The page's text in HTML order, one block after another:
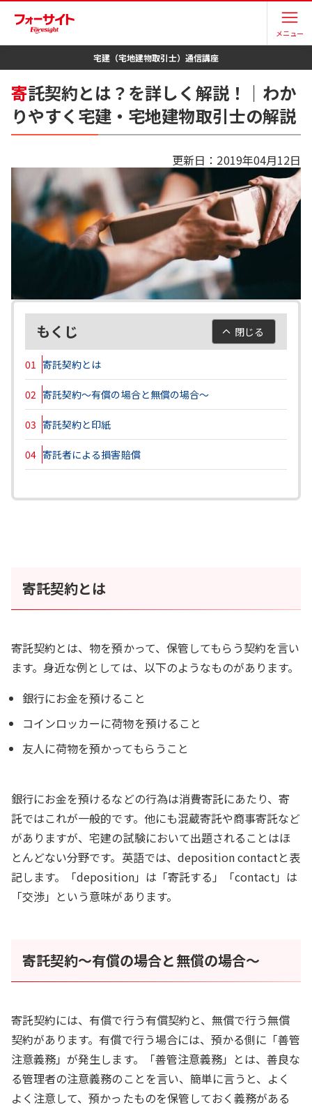
メニュー
宅建（宅地建物取引士）通信講座
寄託契約とは？を詳しく解説！｜わか
りやすく宅建・宅地建物取引士の解説
更新日： 2019年04月12日
もくじ 閉じる
01 寄託契約とは
02 寄託契約～有償の場合と無償の場合～
03 寄託契約と印紙
04 寄託者による損害賠償
寄託契約とは
寄託契約とは、物を預かって、保管してもらう契約を言い
ます。身近な例としては、以下のようなものがあります。
銀行にお金を預けること
コインロッカーに荷物を預けること
友人に荷物を預かってもらうこと
銀行にお金を預けるなどの行為は消費寄託にあたり、寄
託ではこれが一般的です。他にも混蔵寄託や商事寄託など
がありますが、宅建の試験において出題されることはほ
とんどない分野です。英語では、deposition contactと表
記します。「deposition」は「寄託する」「contact」は
「交渉」という意味があります。
寄託契約～有償の場合と無償の場合～
寄託契約には、有償で行う有償契約と、無償で行う無償
契約があります。有償で行う場合には、預かる側に「善管
注意義務」が発生します。「善管注意義務」とは、善良な
る管理者の注意義務のことを言い、簡単に言うと、よく
よく注意して、預かったものを保管しておく義務がある